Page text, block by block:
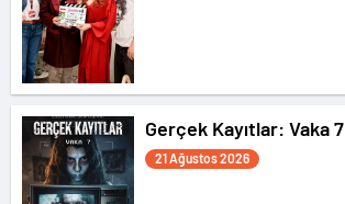
Gerçek Kayıtlar: Vaka 7
21 Ağustos 2026